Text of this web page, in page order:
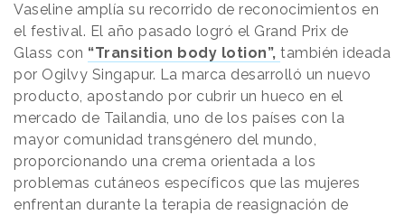
Vaseline amplía su recorrido de reconocimientos en
el festival. El año pasado logró el Grand Prix de
Glass con “Transition body lotion”, también ideada
por Ogilvy Singapur. La marca desarrolló un nuevo
producto, apostando por cubrir un hueco en el
mercado de Tailandia, uno de los países con la
mayor comunidad transgénero del mundo,
proporcionando una crema orientada a los
problemas cutáneos específicos que las mujeres
enfrentan durante la terapia de reasignación de